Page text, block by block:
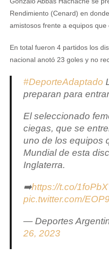
Rendimiento (Cenard) en
amistosos frente a equipos
En total fueron 4 partidos los
nacional anotó 23 goles y no
#DeporteAdaptado
preparan para
El seleccionado
ciegas, que se
uno de los equipos
Mundial de esta
Inglaterra.
➡️https://t.co/
pic.twitter.com/
— Deportes
26, 2023